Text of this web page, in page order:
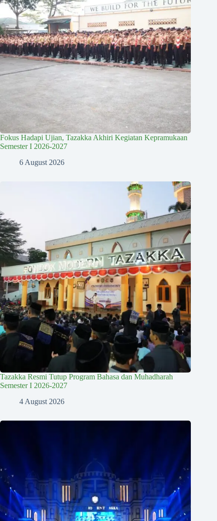
Fokus Hadapi Ujian, Tazakka Akhiri Kegiatan Kepramukaan
Semester I 2026-2027
6 August 2026
Tazakka Resmi Tutup Program Bahasa dan Muhadharah
Semester I 2026-2027
4 August 2026